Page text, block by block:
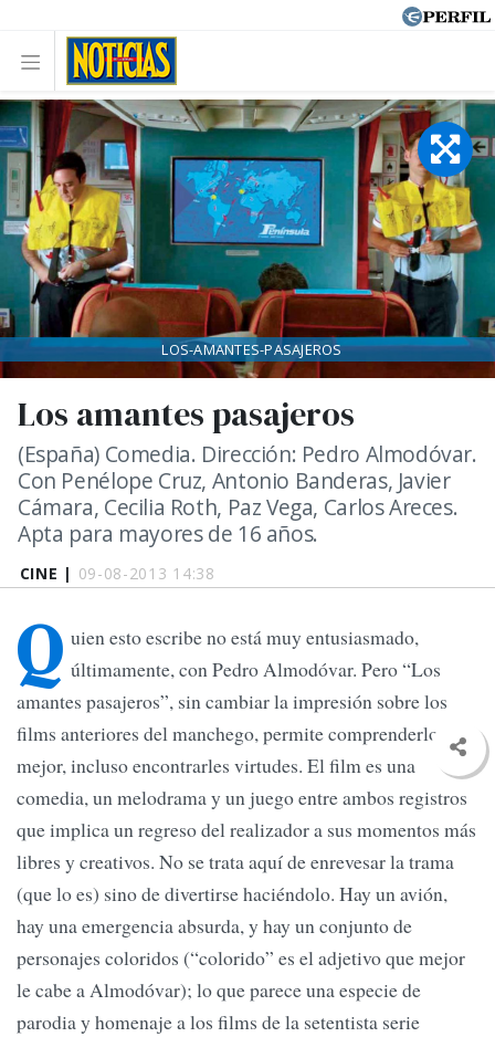
CINE | 09-08-2013 14:38
Los amantes pasajeros
(España) Comedia. Dirección: Pedro Almodóvar.
Con Penélope Cruz, Antonio Banderas, Javier
Cámara, Cecilia Roth, Paz Vega, Carlos Areces.
Apta para mayores de 16 años.
LOS-AMANTES-PASAJEROS
Q uien esto escribe no está muy entusiasmado,
últimamente, con Pedro Almodóvar. Pero “Los
amantes pasajeros”, sin cambiar la impresión sobre los
films anteriores del manchego, permite comprenderlos
mejor, incluso encontrarles virtudes. El film es una
comedia, un melodrama y un juego entre ambos registros
que implica un regreso del realizador a sus momentos más
libres y creativos. No se trata aquí de enrevesar la trama
(que lo es) sino de divertirse haciéndolo. Hay un avión,
hay una emergencia absurda, y hay un conjunto de
personajes coloridos (“colorido” es el adjetivo que mejor
le cabe a Almodóvar); lo que parece una especie de
parodia y homenaje a los films de la setentista serie